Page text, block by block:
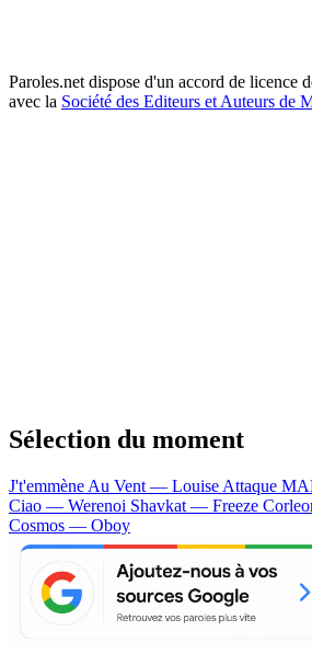
Paroles.net dispose d'un accord de licence
avec la Société des Editeurs et Auteurs de
Sélection du moment
J't'emmène Au Vent — Louise Attaque
Ciao — Werenoi Shavkat — Freeze
Cosmos — Oboy